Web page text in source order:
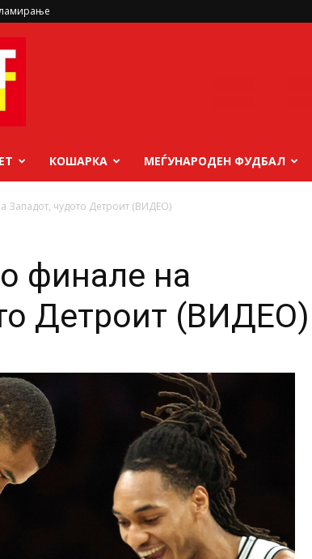
КОШАРКА МЕЃУНАРОДЕН ФУДБАЛ
Западот, чудото Детроит (ВИДЕО)
финале на
Детроит (ВИДЕО)